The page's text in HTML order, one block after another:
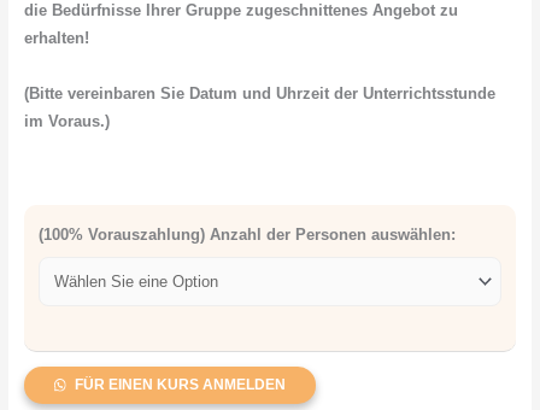
die Bedürfnisse Ihrer Gruppe zugeschnittenes Angebot zu
erhalten!
(Bitte vereinbaren Sie Datum und Uhrzeit der Unterrichtsstunde
im Voraus.)
(100% Vorauszahlung) Anzahl der Personen auswählen:
FÜR EINEN KURS ANMELDEN